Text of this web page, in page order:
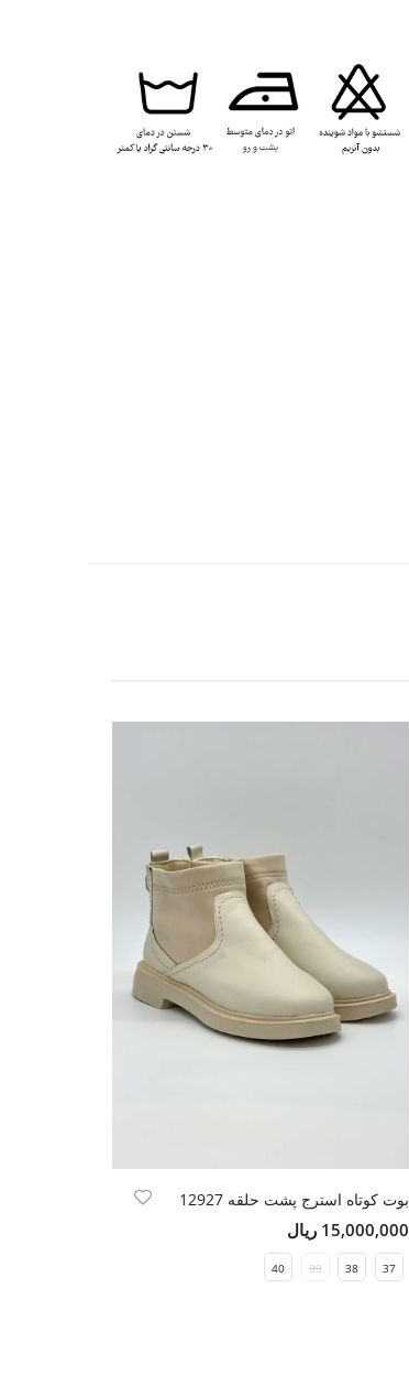
بوت کوتاه استرج پشت حلقه 12927
15,000,000 ریال
37
38
39
40